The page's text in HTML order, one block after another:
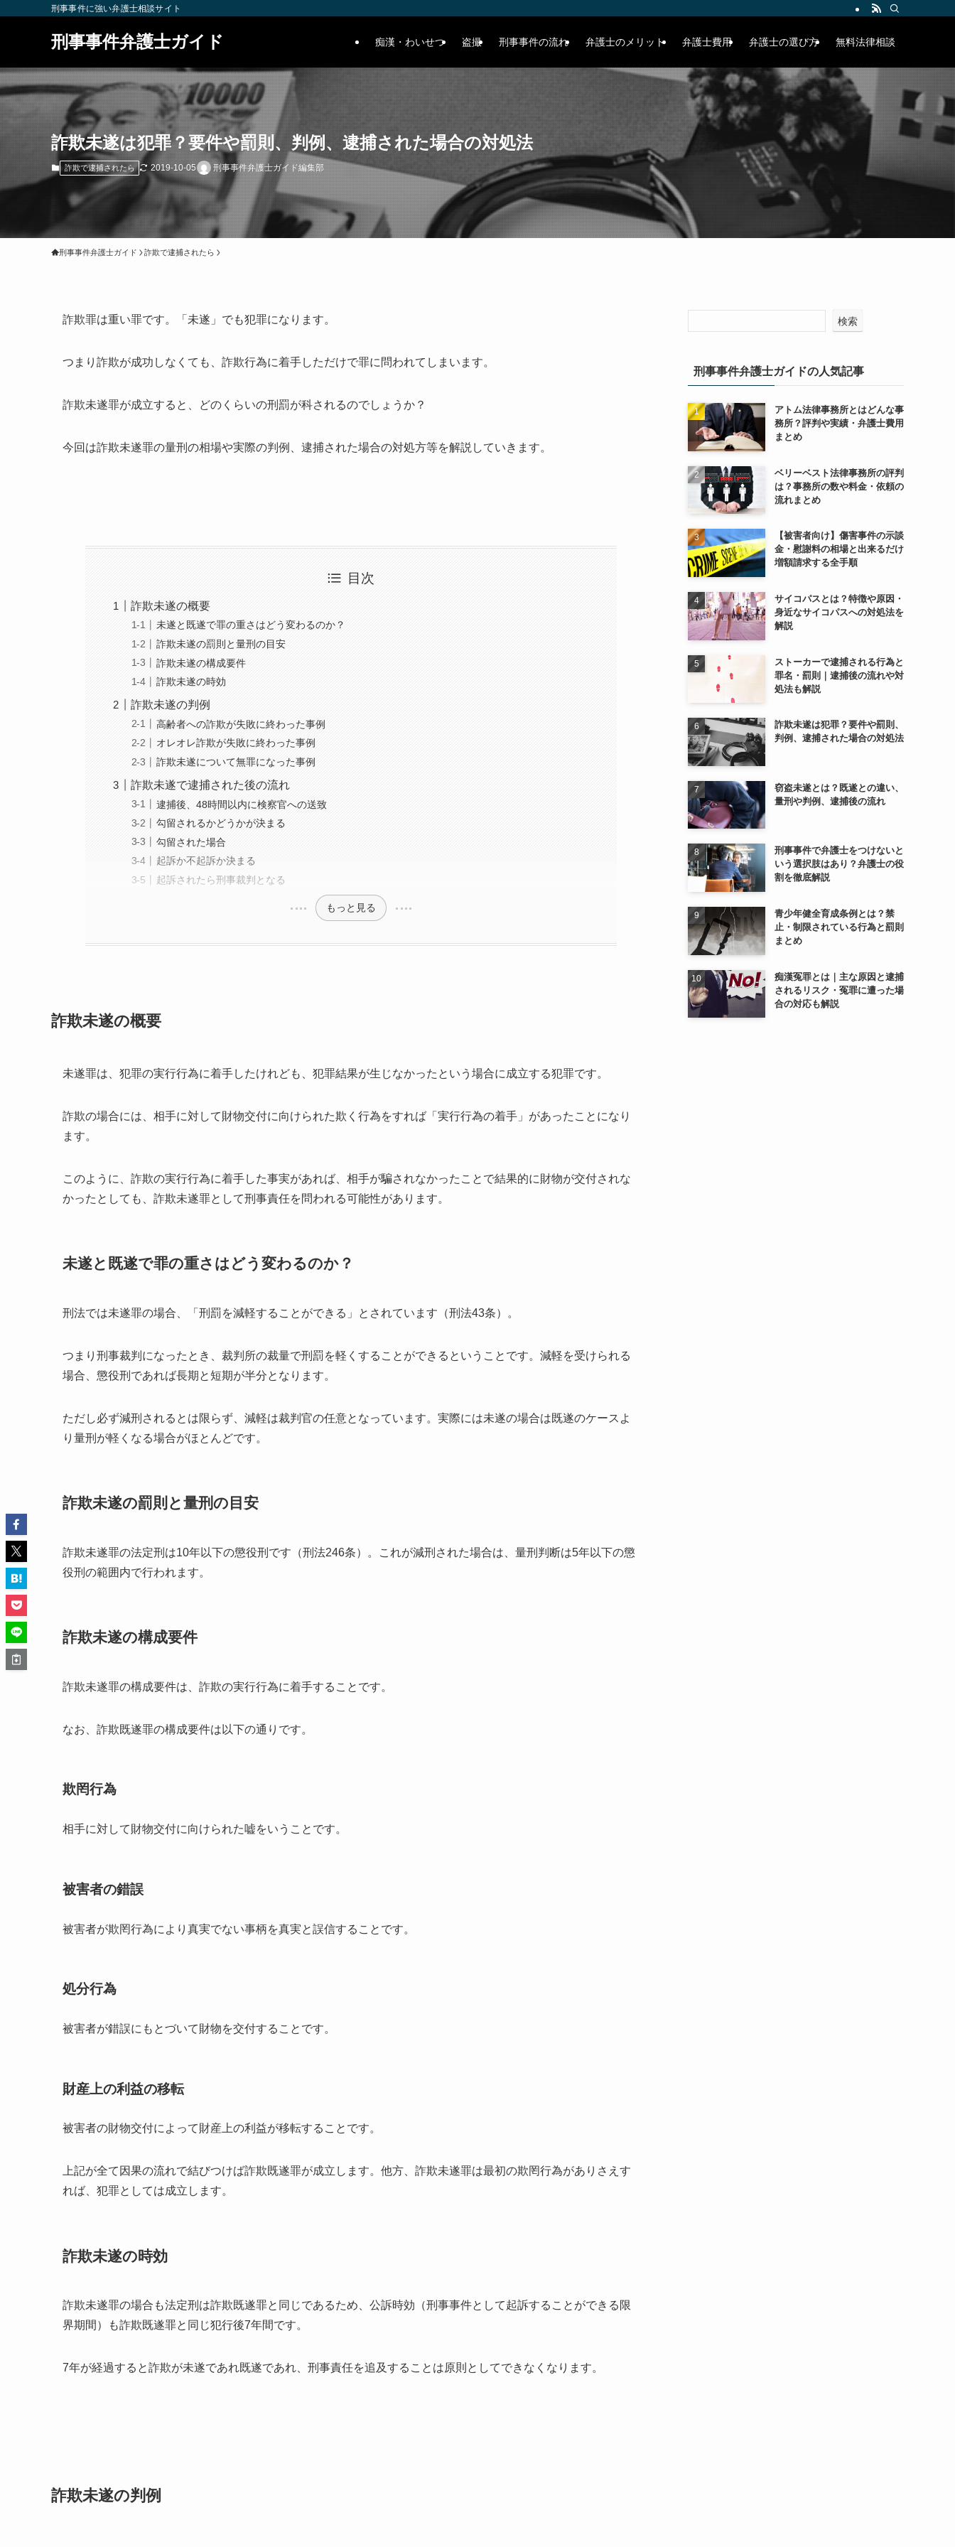
刑事事件に強い弁護士相談サイト
刑事事件弁護士ガイド 痴漢・わいせつ 盗撮 刑事事件の流れ 弁護士のメリット 弁護士費用 弁護士の選び方 無料法律相談
詐欺未遂は犯罪？要件や罰則、判例、逮捕された場合の対処法
詐欺で逮捕されたら 2019-10-05 刑事事件弁護士ガイド編集部
刑事事件弁護士ガイド 詐欺で逮捕されたら
詐欺罪は重い罪です。「未遂」でも犯罪になります。
つまり詐欺が成功しなくても、詐欺行為に着手しただけで罪に問われてしまいます。
詐欺未遂罪が成立すると、どのくらいの刑罰が科されるのでしょうか？
今回は詐欺未遂罪の量刑の相場や実際の判例、逮捕された場合の対処方等を解説していきます。
目次
詐欺未遂の概要
未遂と既遂で罪の重さはどう変わるのか？
詐欺未遂の罰則と量刑の目安
詐欺未遂の構成要件
詐欺未遂の時効
詐欺未遂の判例
高齢者への詐欺が失敗に終わった事例
オレオレ詐欺が失敗に終わった事例
詐欺未遂について無罪になった事例
詐欺未遂で逮捕された後の流れ
逮捕後、48時間以内に検察官への送致
勾留されるかどうかが決まる
勾留された場合
起訴か不起訴か決まる
起訴されたら刑事裁判となる
もっと見る
詐欺未遂の概要
未遂罪は、犯罪の実行行為に着手したけれども、犯罪結果が生じなかったという場合に成立する犯罪です。
詐欺の場合には、相手に対して財物交付に向けられた欺く行為をすれば「実行行為の着手」があったことになり
ます。
このように、詐欺の実行行為に着手した事実があれば、相手が騙されなかったことで結果的に財物が交付されな
かったとしても、詐欺未遂罪として刑事責任を問われる可能性があります。
未遂と既遂で罪の重さはどう変わるのか？
刑法では未遂罪の場合、「刑罰を減軽することができる」とされています（刑法43条）。
つまり刑事裁判になったとき、裁判所の裁量で刑罰を軽くすることができるということです。減軽を受けられる
場合、懲役刑であれば長期と短期が半分となります。
ただし必ず減刑されるとは限らず、減軽は裁判官の任意となっています。実際には未遂の場合は既遂のケースよ
り量刑が軽くなる場合がほとんどです。
詐欺未遂の罰則と量刑の目安
詐欺未遂罪の法定刑は10年以下の懲役刑です（刑法246条）。これが減刑された場合は、量刑判断は5年以下の懲
役刑の範囲内で行われます。
詐欺未遂の構成要件
詐欺未遂罪の構成要件は、詐欺の実行行為に着手することです。
なお、詐欺既遂罪の構成要件は以下の通りです。
欺罔行為
相手に対して財物交付に向けられた嘘をいうことです。
被害者の錯誤
被害者が欺罔行為により真実でない事柄を真実と誤信することです。
処分行為
被害者が錯誤にもとづいて財物を交付することです。
財産上の利益の移転
被害者の財物交付によって財産上の利益が移転することです。
上記が全て因果の流れで結びつけば詐欺既遂罪が成立します。他方、詐欺未遂罪は最初の欺罔行為がありさえす
れば、犯罪としては成立します。
詐欺未遂の時効
詐欺未遂罪の場合も法定刑は詐欺既遂罪と同じであるため、公訴時効（刑事事件として起訴することができる限
界期間）も詐欺既遂罪と同じ犯行後7年間です。
7年が経過すると詐欺が未遂であれ既遂であれ、刑事責任を追及することは原則としてできなくなります。
詐欺未遂の判例
検索
刑事事件弁護士ガイドの人気記事
アトム法律事務所とはどんな事
務所？評判や実績・弁護士費用
まとめ
ベリーベスト法律事務所の評判
は？事務所の数や料金・依頼の
流れまとめ
【被害者向け】傷害事件の示談
金・慰謝料の相場と出来るだけ
増額請求する全手順
サイコパスとは？特徴や原因・
身近なサイコパスへの対処法を
解説
ストーカーで逮捕される行為と
罪名・罰則｜逮捕後の流れや対
処法も解説
詐欺未遂は犯罪？要件や罰則、
判例、逮捕された場合の対処法
窃盗未遂とは？既遂との違い、
量刑や判例、逮捕後の流れ
刑事事件で弁護士をつけないと
いう選択肢はあり？弁護士の役
割を徹底解説
青少年健全育成条例とは？禁
止・制限されている行為と罰則
まとめ
痴漢冤罪とは｜主な原因と逮捕
されるリスク・冤罪に遭った場
合の対応も解説